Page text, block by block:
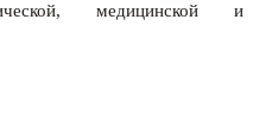
медицинской и